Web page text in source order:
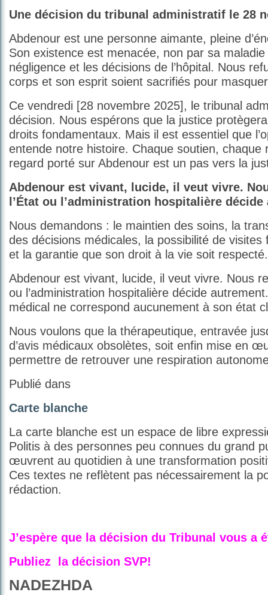
Une décision du tribunal administratif le 28
Abdenour est une personne aimante, pleine
Son existence est menacée, non par sa
négligence et les décisions de l’hôpital. Nous
corps et son esprit soient sacrifiés pour
Ce vendredi [28 novembre 2025], le tribunal
décision. Nous espérons que la justice
droits fondamentaux. Mais il est essentiel que
entende notre histoire. Chaque soutien, chaque
regard porté sur Abdenour est un pas vers la
Abdenour est vivant, lucide, il veut vivre.
l’État ou l’administration hospitalière
Nous demandons : le maintien des soins, la
des décisions médicales, la possibilité de visites
et la garantie que son droit à la vie soit respecté.
Abdenour est vivant, lucide, il veut vivre. Nous
ou l’administration hospitalière décide
médical ne correspond aucunement à son état
Nous voulons que la thérapeutique, entravée
d’avis médicaux obsolètes, soit enfin mise en
permettre de retrouver une respiration
Publié dans
Carte blanche
La carte blanche est un espace de libre
Politis à des personnes peu connues du grand
œuvrent au quotidien à une transformation
Ces textes ne reflètent pas nécessairement la
rédaction.
J’espère que la décision du Tribunal vous a
Publiez la décision SVP!
NADEZHDA